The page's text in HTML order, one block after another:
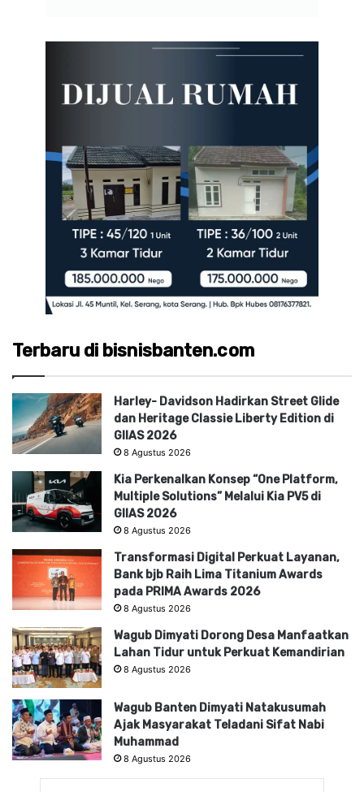
Terbaru di bisnisbanten.com
Harley- Davidson Hadirkan Street Glide
dan Heritage Classie Liberty Edition di
GIIAS 2026
8 Agustus 2026
Kia Perkenalkan Konsep “One Platform,
Multiple Solutions” Melalui Kia PV5 di
GIIAS 2026
8 Agustus 2026
Transformasi Digital Perkuat Layanan,
Bank bjb Raih Lima Titanium Awards
pada PRIMA Awards 2026
8 Agustus 2026
Wagub Dimyati Dorong Desa Manfaatkan
Lahan Tidur untuk Perkuat Kemandirian
8 Agustus 2026
Wagub Banten Dimyati Natakusumah
Ajak Masyarakat Teladani Sifat Nabi
Muhammad
8 Agustus 2026